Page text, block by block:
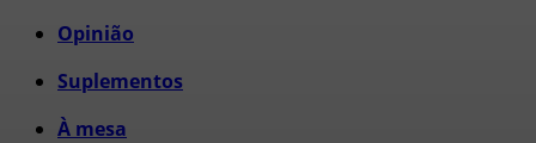
Opinião
Suplementos
À mesa